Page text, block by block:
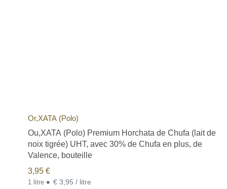
Or,XATA (Polo)
Ou,XATA (Polo) Premium Horchata de Chufa (lait de
noix tigrée) UHT, avec 30% de Chufa en plus, de
Valence, bouteille
3,95 €
1 litre • € 3,95 / litre